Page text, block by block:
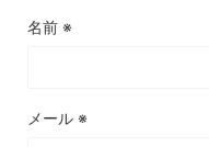
名前 ※
メール ※